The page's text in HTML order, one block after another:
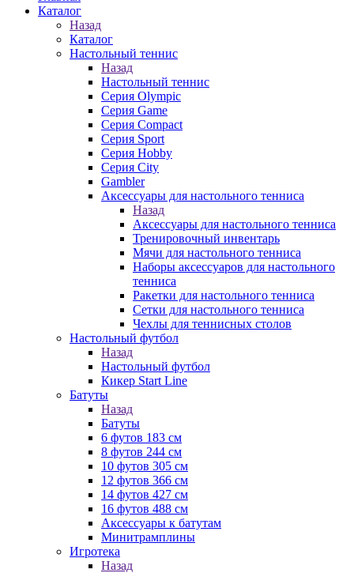
Каталог
Назад
Каталог
Настольный теннис
Назад
Настольный теннис
Серия Olympic
Серия Game
Серия Compact
Серия Sport
Серия Hobby
Серия City
Gambler
Аксессуары для настольного тенниса
Назад
Аксессуары для настольного тенниса
Тренировочный инвентарь
Мячи для настольного тенниса
Наборы аксессуаров для настольного
тенниса
Ракетки для настольного тенниса
Сетки для настольного тенниса
Чехлы для теннисных столов
Настольный футбол
Назад
Настольный футбол
Кикер Start Line
Батуты
Назад
Батуты
6 футов 183 см
8 футов 244 см
10 футов 305 см
12 футов 366 см
14 футов 427 см
16 футов 488 см
Аксессуары к батутам
Минитрамплины
Игротека
Назад